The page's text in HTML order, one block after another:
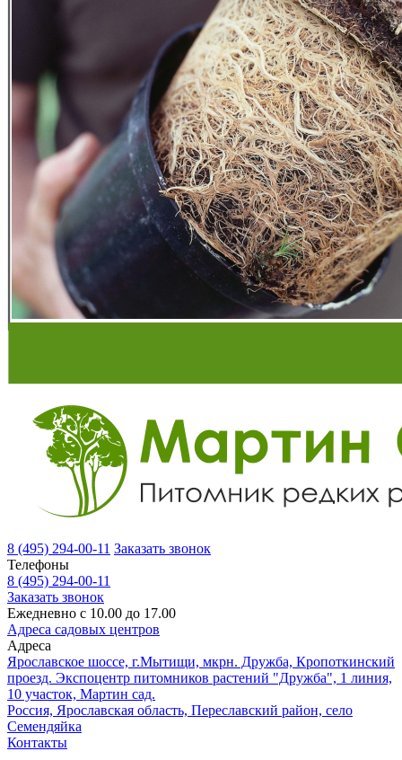
8 (495) 294-00-11 Заказать звонок
Телефоны
8 (495) 294-00-11
Заказать звонок
Ежедневно с 10.00 до 17.00
Адреса садовых центров
Адреса
Ярославское шоссе, г.Мытищи, мкрн. Дружба, Кропоткинский
проезд. Экспоцентр питомников растений "Дружба", 1 линия,
10 участок, Мартин сад.
Россия, Ярославская область, Переславский район, село
Семендяйка
Контакты